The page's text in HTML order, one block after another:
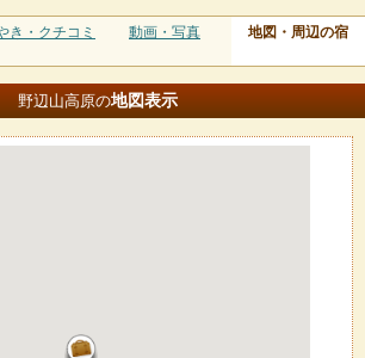
き・クチコミ 動画・写真 地図・周辺の宿
野辺山高原の地図表示